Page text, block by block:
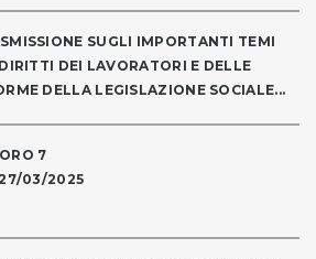
SUGLI IMPORTANTI TEMI
DEI LAVORATORI E DELLE
DELLA LEGISLAZIONE SOCIALE...
7
03/2025